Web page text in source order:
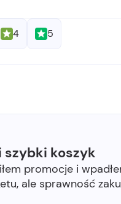
4 5
szybki koszyk
promocje i
ale sprawność